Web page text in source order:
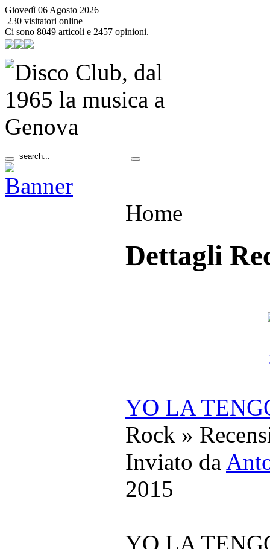
Giovedì 06 Agosto 2026
230 visitatori online
Ci sono 8049 articoli e 2457 opinioni.
Home
Dettagli
YO LA
Rock »
Inviato da
2015
YO LA